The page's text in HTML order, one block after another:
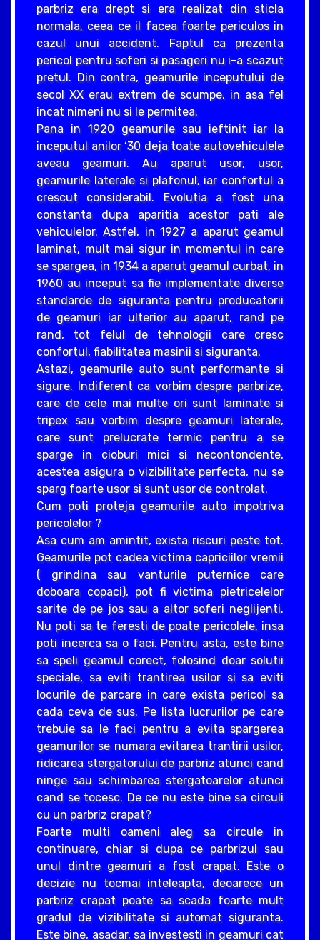
parbriz era drept si era realizat din sticla
normala, ceea ce il facea foarte periculos in
cazul unui accident. Faptul ca prezenta
pericol pentru soferi si pasageri nu i-a scazut
pretul. Din contra, geamurile inceputului de
secol XX erau extrem de scumpe, in asa fel
incat nimeni nu si le permitea.
Pana in 1920 geamurile sau ieftinit iar la
inceputul anilor ‘30 deja toate autovehiculele
aveau geamuri. Au aparut usor, usor,
geamurile laterale si plafonul, iar confortul a
crescut considerabil. Evolutia a fost una
constanta dupa aparitia acestor pati ale
vehiculelor. Astfel, in 1927 a aparut geamul
laminat, mult mai sigur in momentul in care
se spargea, in 1934 a aparut geamul curbat, in
1960 au inceput sa fie implementate diverse
standarde de siguranta pentru producatorii
de geamuri iar ulterior au aparut, rand pe
rand, tot felul de tehnologii care cresc
confortul, fiabilitatea masinii si siguranta.
Astazi, geamurile auto sunt performante si
sigure. Indiferent ca vorbim despre parbrize,
care de cele mai multe ori sunt laminate si
tripex sau vorbim despre geamuri laterale,
care sunt prelucrate termic pentru a se
sparge in cioburi mici si necontondente,
acestea asigura o vizibilitate perfecta, nu se
sparg foarte usor si sunt usor de controlat.
Cum poti proteja geamurile auto impotriva
pericolelor ?
Asa cum am amintit, exista riscuri peste tot.
Geamurile pot cadea victima capriciilor vremii
( grindina sau vanturile puternice care
doboara copaci), pot fi victima pietricelelor
sarite de pe jos sau a altor soferi neglijenti.
Nu poti sa te feresti de poate pericolele, insa
poti incerca sa o faci. Pentru asta, este bine
sa speli geamul corect, folosind doar solutii
speciale, sa eviti trantirea usilor si sa eviti
locurile de parcare in care exista pericol sa
cada ceva de sus. Pe lista lucrurilor pe care
trebuie sa le faci pentru a evita spargerea
geamurilor se numara evitarea trantirii usilor,
ridicarea stergatorului de parbriz atunci cand
ninge sau schimbarea stergatoarelor atunci
cand se tocesc. De ce nu este bine sa circuli
cu un parbriz crapat?
Foarte multi oameni aleg sa circule in
continuare, chiar si dupa ce parbrizul sau
unul dintre geamuri a fost crapat. Este o
decizie nu tocmai inteleapta, deoarece un
parbriz crapat poate sa scada foarte mult
gradul de vizibilitate si automat siguranta.
Este bine, asadar, sa investesti in geamuri cat